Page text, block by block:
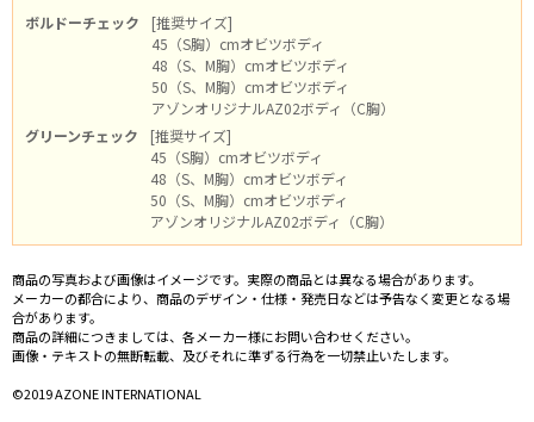
ボルドーチェック
[推奨サイズ]
45（S胸）cmオビツボディ
48（S、M胸）cmオビツボディ
50（S、M胸）cmオビツボディ
アゾンオリジナルAZ02ボディ（C胸）
グリーンチェック
[推奨サイズ]
45（S胸）cmオビツボディ
48（S、M胸）cmオビツボディ
50（S、M胸）cmオビツボディ
アゾンオリジナルAZ02ボディ（C胸）
商品の写真および画像はイメージです。実際の商品とは異なる場合があります。
メーカーの都合により、商品のデザイン・仕様・発売日などは予告なく変更となる場
合があります。
商品の詳細につきましては、各メーカー様にお問い合わせください。
画像・テキストの無断転載、及びそれに準ずる行為を一切禁止いたします。
©2019 AZONE INTERNATIONAL